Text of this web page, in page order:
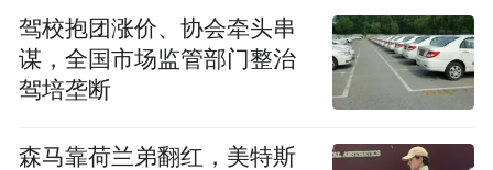
驾校抱团涨价、协会牵头串
谋，全国市场监管部门整治
驾培垄断
森马靠荷兰弟翻红，美特斯